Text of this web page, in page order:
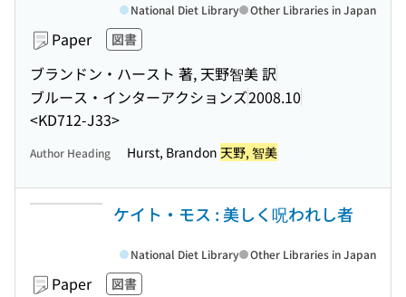
Paper 図書
ブランドン・ハースト 著, 天野智美 訳
ブルース・インターアクションズ2008.10
<KD712-J33>
National Diet Library Other Libraries in Japan
Author Heading Hurst, Brandon 天野, 智美
ケイト・モス : 美しく呪われし者
Paper 図書
National Diet Library Other Libraries in Japan